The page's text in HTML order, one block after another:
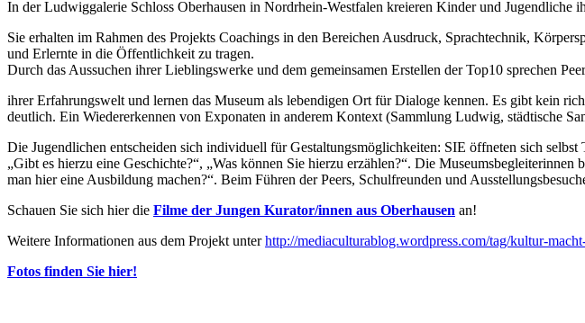
In der Ludwiggalerie Schloss Oberhausen in Nordrhein-Westfalen kreieren Kinder und
Sie erhalten im Rahmen des Projekts Coachings in den Bereichen Ausdruck, Sprachtechnik,
und Erlernte in die Öffentlichkeit zu tragen.
Durch das Aussuchen ihrer Lieblingswerke und dem gemeinsamen Erstellen der Top10 sprechen
ihrer Erfahrungswelt und lernen das Museum als lebendigen Ort für Dialoge kennen. Es gibt kein
deutlich. Ein Wiedererkennen von Exponaten in anderem Kontext (Sammlung Ludwig, städtische
Die Jugendlichen entscheiden sich individuell für Gestaltungsmöglichkeiten: SIE öffneten sich
„Gibt es hierzu eine Geschichte?“, „Was können Sie hierzu erzählen?“. Die
man hier eine Ausbildung machen?“. Beim Führen der Peers, Schulfreunden und
Schauen Sie sich hier die Filme der Jungen Kurator/innen aus Oberhausen an!
Weitere Informationen aus dem Projekt unterhttp://mediaculturablog.wordpress.com/tag/kultur-
Fotos finden Sie hier!